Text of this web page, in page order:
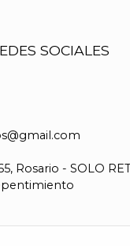
SOCIALES
Rosario - SOLO